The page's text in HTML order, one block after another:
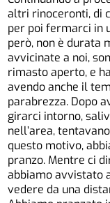
altri rinoceronti, di
per poi fermarci in
però, non è durata
avvicinate a noi,
rimasto aperto, e
avendo anche il
parabrezza. Dopo
girarci intorno,
nell’area,
questo motivo,
pranzo. Mentre ci
abbiamo avvistato
vedere da una